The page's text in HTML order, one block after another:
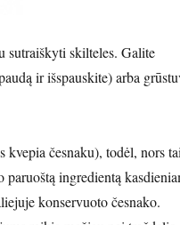
sutraiškyti skilteles. Galite
ir išspauskite) arba
kvepia česnaku), todėl, nors
ingredientą
konservuoto česnako.